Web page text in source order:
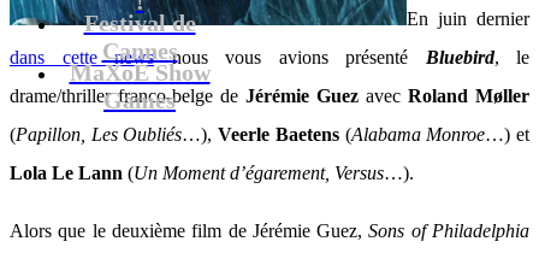
Festival de
Cannes
MaXoE Show
Games
En juin dernier
dans cette newsnous vous avions présenté Bluebird, le
drame/thriller franco-belge de Jérémie Guez avec Roland Møller
(Papillon, Les Oubliés…),Veerle Baetens(Alabama Monroe…) et
Lola Le Lann (Un Moment d’égarement, Versus…).
Alors que le deuxième film de Jérémie Guez,Sons of Philadelphia